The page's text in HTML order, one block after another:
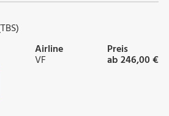
Airline
VF
Preis
ab 246,00 €